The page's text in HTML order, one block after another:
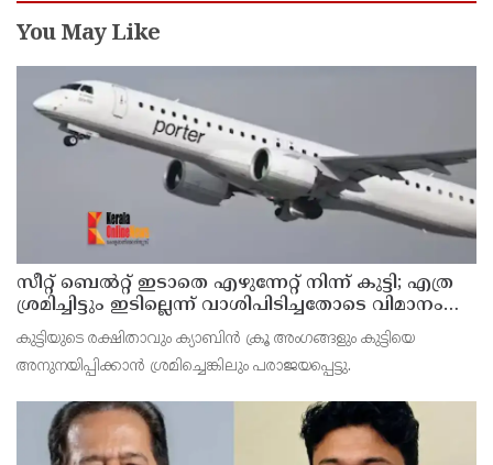
You May Like
സീറ്റ് ബെല്‍റ്റ് ഇടാതെ എഴുന്നേറ്റ് നിന്ന് കുട്ടി; എത്ര
ശ്രമിച്ചിട്ടും ഇടില്ലെന്ന് വാശിപിടിച്ചതോടെ വിമാനം
റദ്ദാക്കി
കുട്ടിയുടെ രക്ഷിതാവും ക്യാബിന്‍ ക്രൂ അംഗങ്ങളും കുട്ടിയെ
അനുനയിപ്പിക്കാന്‍ ശ്രമിച്ചെങ്കിലും പരാജയപ്പെട്ടു.